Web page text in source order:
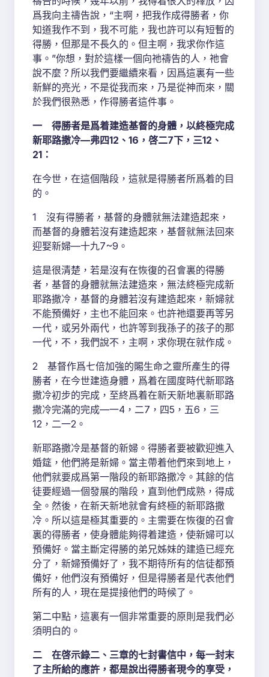
爲我向主禱告說，“主啊，把我作成得勝者，你
知道我作不到，我不可能，我也許可以有短暫的
得勝，但那是不長久的。但主啊，我求你作這
事。”你想，對於這樣一個向祂禱告的人，祂會
說不麼？所以我們要繼續來看，因爲這裏有一些
新鮮的亮光，不是從我而來，乃是從神而來，關
於我們很熟悉，作得勝者這件事。
一 得勝者是爲着建造基督的身體，以終極完成
新耶路撒冷—弗四12、16，啓二7下，三12、
21：
在今世，在這個階段，這就是得勝者所爲着的目
的。
1 沒有得勝者，基督的身體就無法建造起來，
而基督的身體若沒有建造起來，基督就無法回來
迎娶新婦—十九7~9。
這是很清楚，若是沒有在恢復的召會裏的得勝
者，基督的身體就無法建造來，無法終極完成新
耶路撒冷，基督的身體若沒有建造起來，新婦就
不能預備好，主也不能回來。也許祂還要再等另
一代，或另外兩代，也許等到我孫子的孩子的那
一代，不，我們說不，主啊，求你現在就作成。
2 基督作爲七倍加強的賜生命之靈所產生的得
勝者，在今世建造身體，爲着在國度時代新耶路
撒冷初步的完成，至終爲着在新天新地裏新耶路
撒冷完滿的完成—一4，二7，四5，五6，三
12，二一2。
新耶路撒冷是基督的新婦。得勝者要被歡迎進入
婚筵，他們將是新婦。當主帶着他們來到地上，
他們就要成爲第一階段的新耶路撒冷。其餘的信
徒要經過一個發展的階段，直到他們成熟，得成
全。然後，在新天新地就會有終極的新耶路撒
冷。所以這是極其重要的。主需要在恢復的召會
裏的得勝者，使身體能夠得着建造，使新婦可以
預備好。當主斷定得勝的弟兄姊妹的建造已經充
分了，新婦預備好了，我不期待所有的信徒都預
備好，他們沒有預備好，但是得勝者是代表他們
所有的人，現在是提接他們的時候了。
第二中點，這裏有一個非常重要的原則是我們必
須明白的。
二 在啓示錄二、三章的七封書信中，每一封末
了主所給的應許，都是說出得勝者現今的享受，